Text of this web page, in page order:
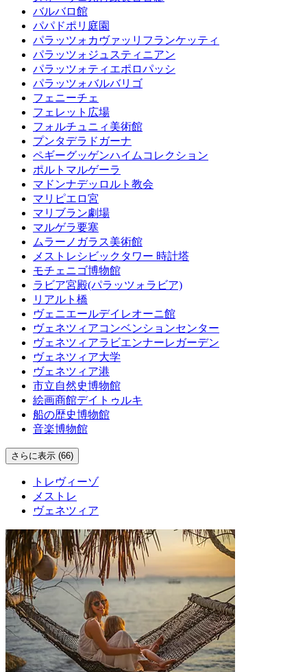
バルバロ館
パパドポリ庭園
パラッツォカヴァッリフランケッティ
パラッツォジュスティニアン
パラッツォティエポロパッシ
パラッツォバルバリゴ
フェニーチェ
フェレット広場
フォルチュニィ美術館
プンタデラドガーナ
ペギーグッゲンハイムコレクション
ポルトマルゲーラ
マドンナデッロルト教会
マリピエロ宮
マリブラン劇場
マルゲラ要塞
ムラーノガラス美術館
メストレシビックタワー 時計塔
モチェニゴ博物館
ラビア宮殿(パラッツォラビア)
リアルト橋
ヴェニエールデイレオーニ館
ヴェネツィアコンベンションセンター
ヴェネツィアラビエンナーレガーデン
ヴェネツィア大学
ヴェネツィア港
市立自然史博物館
絵画商館デイトゥルキ
船の歴史博物館
音楽博物館
さらに表示 (66)
トレヴィーゾ
メストレ
ヴェネツィア